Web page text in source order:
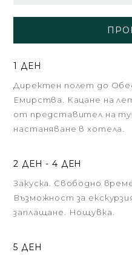
1 ДЕН
Директен полет до
Емирства. Кацане на
от представител на
настаняване в хотела.
2 ДЕН - 4 ДЕН
Закуска. Свободно
Възможност за
заплащане. Нощувка.
5 ДЕН